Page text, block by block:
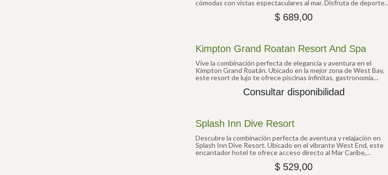
cómodas con vistas espectaculares al mar. Disfruta de deportes
$ 689,00
Kimpton Grand Roatan Resort And Spa
Vive la combinación perfecta de elegancia y aventura en el
Kimpton Grand Roatán. Ubicado en la mejor zona de West Bay,
este resort de lujo te ofrece piscinas infinitas, gastronomía
una escapada de ensueño en el Caribe.
Consultar disponibilidad
Splash Inn Dive Resort
Descubre la combinación perfecta de aventura y relajación en
Splash Inn Dive Resort. Ubicado en el vibrante West End, este
encantador hotel te ofrece acceso directo al Mar Caribe,
Ideal para buceadores y viajeros que quieren explorar Roatán.
$ 529,00